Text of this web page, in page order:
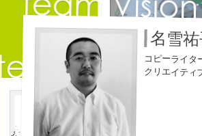
３６歳
「五島列島はよいとこ
みなさん一度お出か
コピーライター
名雪
コピーライタ
クリエイティ